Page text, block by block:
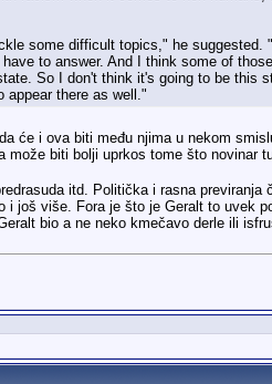
some difficult topics," he
to answer. And I think some of
So I don't think it's going to be
appear there as well."
će i ova biti među njima u nekom
biti bolji uprkos tome što novinar
itd. Politička i rasna
i još više. Fora je što je Geralt to
bio a ne neko kmečavo derle ili